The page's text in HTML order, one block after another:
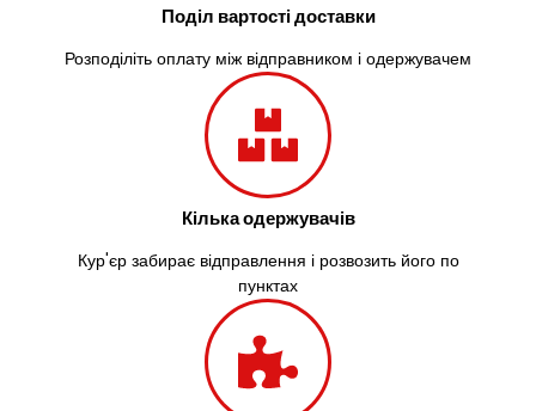
Поділ вартості доставки
Розподіліть оплату між відправником і одержувачем
Кілька одержувачів
Кур'єр забирає відправлення і розвозить його по
пунктах